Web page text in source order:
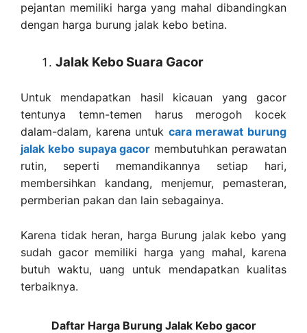
pejantan memiliki harga yang mahal dibandingkan
dengan harga burung jalak kebo betina.
Jalak Kebo Suara Gacor
Untuk mendapatkan hasil kicauan yang gacor
tentunya temn-temen harus merogoh kocek
dalam-dalam, karena untuk cara merawat burung
jalak kebo supaya gacor membutuhkan perawatan
rutin, seperti memandikannya setiap hari,
membersihkan kandang, menjemur, pemasteran,
permberian pakan dan lain sebagainya.
Karena tidak heran, harga Burung jalak kebo yang
sudah gacor memiliki harga yang mahal, karena
butuh waktu, uang untuk mendapatkan kualitas
terbaiknya.
Daftar Harga Burung Jalak Kebo gacor